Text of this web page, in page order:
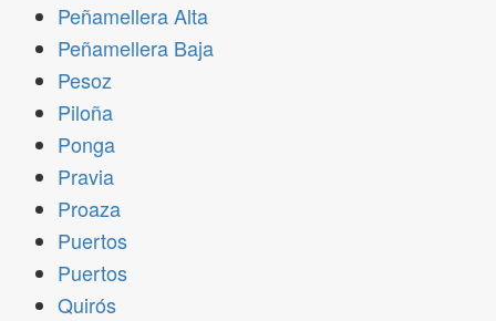
Peñamellera Alta
Peñamellera Baja
Pesoz
Piloña
Ponga
Pravia
Proaza
Puertos
Puertos
Quirós